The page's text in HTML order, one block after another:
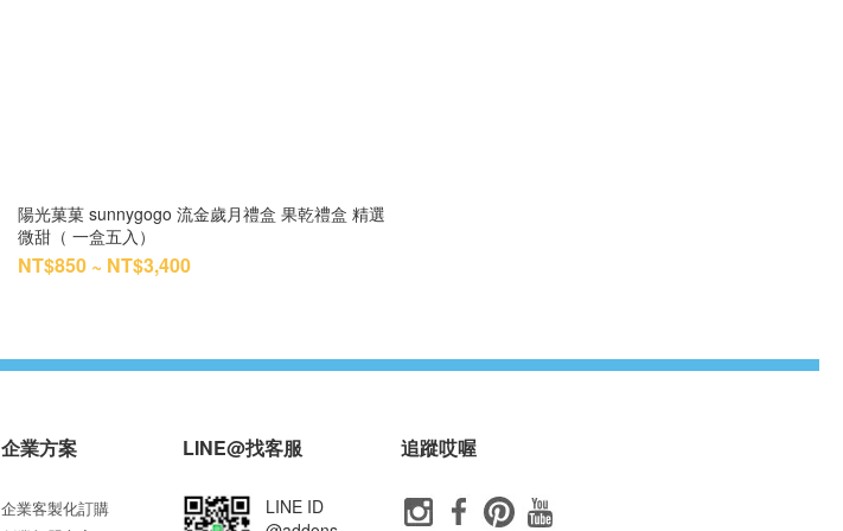
陽光菓菓 sunnygogo 流金歲月禮盒 果乾禮盒 精選
微甜（ 一盒五入）
NT$850 ~ NT$3,400
企業方案
企業客製化訂購
LINE@找客服
LINE ID
追蹤哎喔